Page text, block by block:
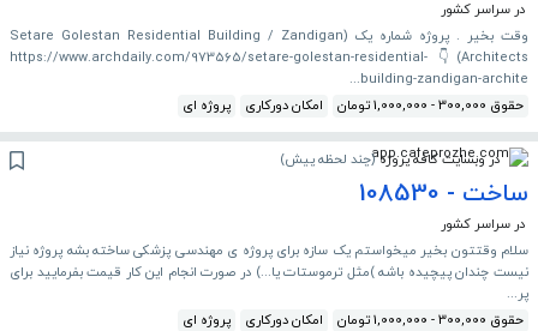
در سراسر کشور
وقت بخیر . پروژه شماره یک (Setare Golestan Residential Building / Zandigan
Architects)👇 https://www.archdaily.com/973565/setare-golestan-residential-
building-zandigan-archite...
حقوق 300,000 - 1,000,000 تومان
امکان دورکاری پروژه ای
در وبسایت کافه پروژه (چند لحظه پیش)
ساخت - 108530
در سراسر کشور
سلام وقتتون بخیر میخواستم یک سازه برای پروژه ی مهندسی پزشکی ساخته بشه پروژه نیاز
نیست چندان پیچیده باشه )مثل ترموستات یا...) در صورت انجام این کار قیمت بفرمایید برای
پر...
حقوق 300,000 - 1,000,000 تومان
امکان دورکاری پروژه ای